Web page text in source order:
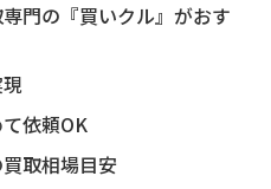
門の『買いクル』がおす
依頼OK
取相場目安